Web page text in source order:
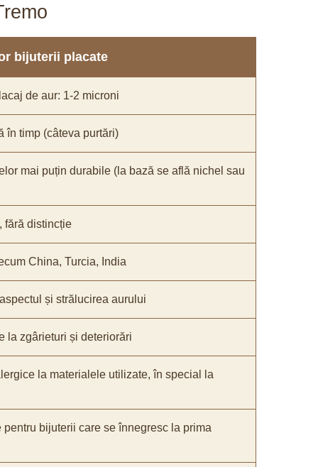
bijuterii placate
de aur: 1-2 microni
în timp (câteva purtări)
mai puțin durabile (la bază se află nichel sau
fără distincție
China, Turcia, India
și strălucirea aurului
la zgârieturi și deteriorări
la materialele utilizate, în special la
bijuterii care se înnegresc la prima